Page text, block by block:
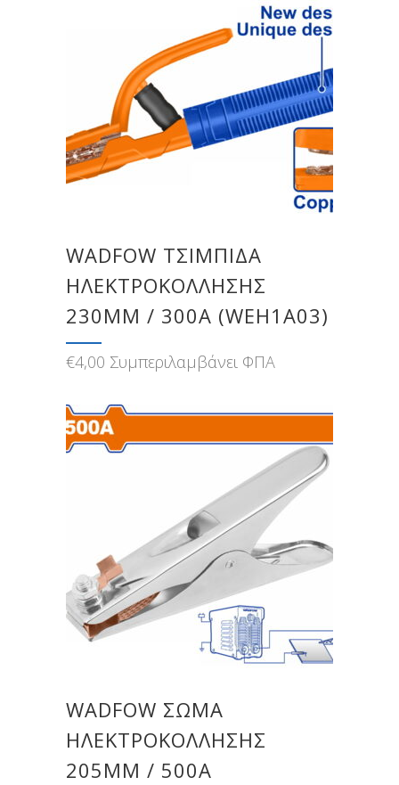
WADFOW ΤΣΙΜΠΙΔΑ
ΗΛΕΚΤΡΟΚΟΛΛΗΣΗΣ
230MM / 300Α (WEH1A03)
€4,00 Συμπεριλαμβάνει ΦΠΑ
WADFOW ΣΩΜΑ
ΗΛΕΚΤΡΟΚΟΛΛΗΣΗΣ
205MM / 500Α